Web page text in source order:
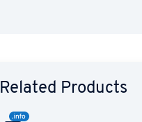
Related Products